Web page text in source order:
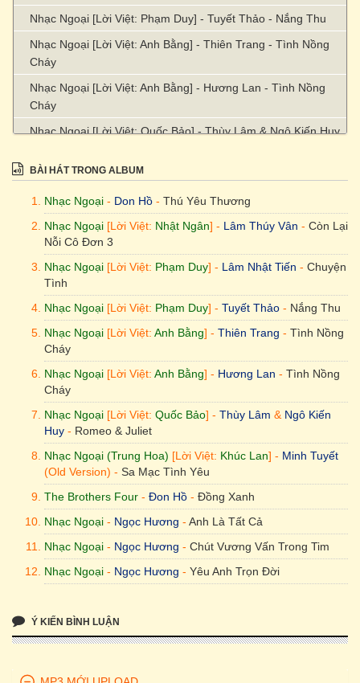
Nhạc Ngoại [Lời Việt: Phạm Duy] - Tuyết Thảo - Nắng Thu
Nhạc Ngoại [Lời Việt: Anh Bằng] - Thiên Trang - Tình Nồng
Cháy
Nhạc Ngoại [Lời Việt: Anh Bằng] - Hương Lan - Tình Nồng
Cháy
Nhạc Ngoại [Lời Việt: Quốc Bảo] - Thùy Lâm & Ngô Kiến Huy
Nhạc Ngoại (Trung Hoa) [Lời Việt: Khúc Lan] - Minh Tuyết
The Brothers Four - Đon Hồ - Đồng Xanh
Nhạc Ngoại - Ngọc Hương - Anh Là Tất Cả
Nhạc Ngoại - Ngọc Hương - Chút Vương Vấn Trong Tim
Nhạc Ngoại - Ngọc Hương - Yêu Anh Trọn Đời
Nhạc Ngoại [Lời Việt: Thủy Tiên] - Thủy Tiên & Lưu Bích -
Amore Mio
Nhạc Ngoại [Lời Việt: Phạm Duy] - Mỹ Tâm - Khi Xưa Ta Bé
Nhạc Ngoại [Lời Việt: Khúc Lan] - Minh Tuyết - Em Vẫn Đợi
Nhạc Ngoại (Pháp) - Elvis Phương - Anh Vẫn Biết (Nhạc
Pháp)
Nhạc Ngoại (Pháp) [Lời Việt: Phạm Duy] - Bằng Kiều -
Chuyện Tình Yêu
Francis Lai - Duy Quang - Chuyện Tình
Nhạc Christophe, lời Phạm Duy - Kiều Nga - Gọi Tên Người
Yêu
Trang - Mây Lang Thang
BÀI HÁT TRONG ALBUM
Nhạc Ngoại - Don Hồ - Thú Yêu Thương
Nhạc Ngoại [Lời Việt: Nhật Ngân] - Lâm Thúy Vân - Còn Lại
Nỗi Cô Đơn 3
Nhạc Ngoại [Lời Việt: Phạm Duy] - Lâm Nhật Tiến - Chuyện
Tình
Nhạc Ngoại [Lời Việt: Phạm Duy] - Tuyết Thảo - Nắng Thu
Nhạc Ngoại [Lời Việt: Anh Bằng] - Thiên Trang - Tình Nồng
Cháy
Nhạc Ngoại [Lời Việt: Anh Bằng] - Hương Lan - Tình Nồng
Cháy
Nhạc Ngoại [Lời Việt: Quốc Bảo] - Thùy Lâm & Ngô Kiến
Huy - Romeo & Juliet
Nhạc Ngoại (Trung Hoa) [Lời Việt: Khúc Lan] - Minh Tuyết
(Old Version) - Sa Mạc Tình Yêu
The Brothers Four - Đon Hồ - Đồng Xanh
Nhạc Ngoại - Ngọc Hương - Anh Là Tất Cả
Nhạc Ngoại - Ngọc Hương - Chút Vương Vấn Trong Tim
Nhạc Ngoại - Ngọc Hương - Yêu Anh Trọn Đời
Nhạc Ngoại[Lời Việt:Phạm Duy] -Mỹ Tâm-Khi Xưa Ta Bé
Anh
Ý KIẾN BÌNH LUẬN